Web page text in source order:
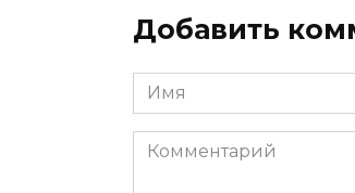
Добавить
Имя
*
Комментарий